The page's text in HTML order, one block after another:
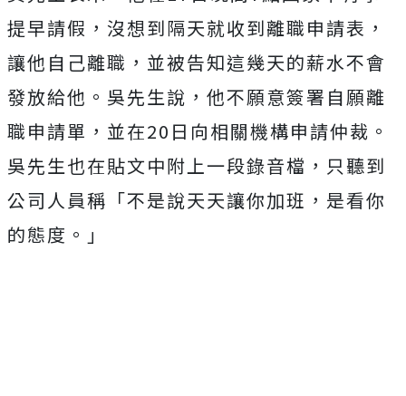
提早請假，沒想到隔天就收到離職申請表，
讓他自己離職，並被告知這幾天的薪水不會
發放給他。吳先生說，他不願意簽署自願離
職申請單，並在20日向相關機構申請仲裁。
吳先生也在貼文中附上一段錄音檔，只聽到
公司人員稱「不是說天天讓你加班，是看你
的態度。」